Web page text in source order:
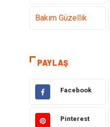
Bakım Güzellik
Makine
Bilgisayar &
PAYLAŞ
Facebook
Pinterest